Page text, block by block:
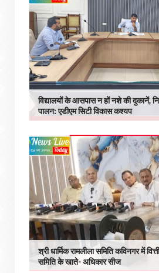
विद्यालयों के आसपास न हों नशे की दुकानें,
पालन: एडीएम सिटी विकास कश्यप
श्री धार्मिक रामलीला समिति कविनगर में
समिति के खाते- अधिकार सीज